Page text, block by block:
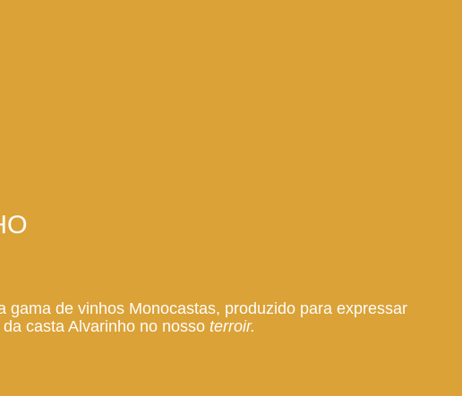
gama de vinhos Monocastas, produzido para expressar
casta Alvarinho no nosso terroir.